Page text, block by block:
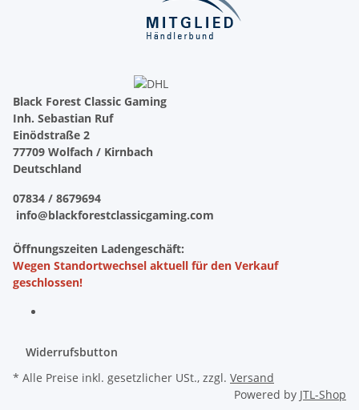
Black Forest Classic Gaming
Inh. Sebastian Ruf
Einödstraße 2
77709 Wolfach / Kirnbach
Deutschland
07834 / 8679694
info@blackforestclassicgaming.com
Öffnungszeiten Ladengeschäft:
Wegen Standortwechsel aktuell für den Verkauf
geschlossen!
Widerrufsbutton
* Alle Preise inkl. gesetzlicher USt., zzgl. Versand
Powered by JTL-Shop